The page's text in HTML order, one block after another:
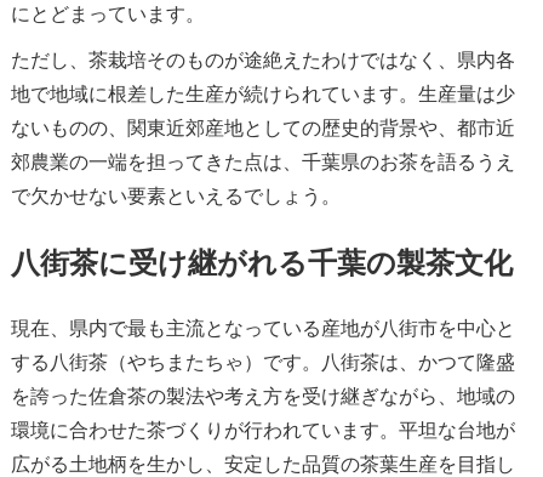
にとどまっています。
ただし、茶栽培そのものが途絶えたわけではなく、県内各
地で地域に根差した生産が続けられています。生産量は少
ないものの、関東近郊産地としての歴史的背景や、都市近
郊農業の一端を担ってきた点は、千葉県のお茶を語るうえ
で欠かせない要素といえるでしょう。
八街茶に受け継がれる千葉の製茶文化
現在、県内で最も主流となっている産地が八街市を中心と
する八街茶（やちまたちゃ）です。八街茶は、かつて隆盛
を誇った佐倉茶の製法や考え方を受け継ぎながら、地域の
環境に合わせた茶づくりが行われています。平坦な台地が
広がる土地柄を生かし、安定した品質の茶葉生産を目指し